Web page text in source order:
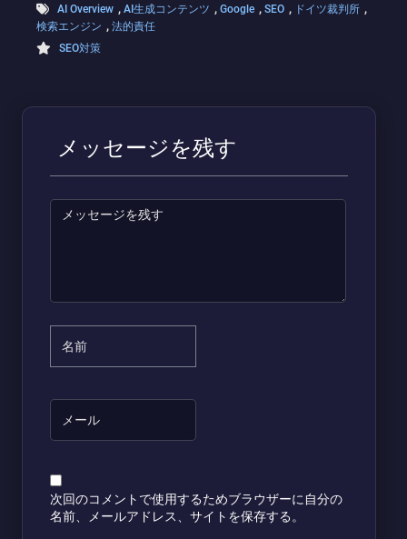
AI Overview , AI生成コンテンツ , Google , SEO , ドイツ裁判所 ,
検索エンジン , 法的責任
SEO対策
メッセージを残す
次回のコメントで使用するためブラウザーに自分の
名前、メールアドレス、サイトを保存する。